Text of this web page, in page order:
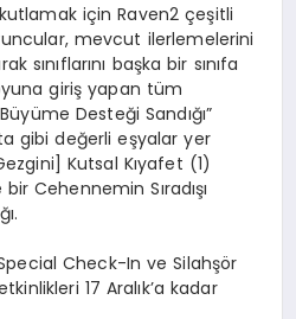
kutlamak içinRaven2 çeşitli
mevcut ilerlemelerini
sınıflarını başka bir sınıfa
giriş yapan tüm
Desteği Sandığı”
gibi değerli eşyalar yer
Kutsal Kıyafet (1)
Cehennemin Sıradışı
Check-In ve Silahşör
17 Aralık’a kadar